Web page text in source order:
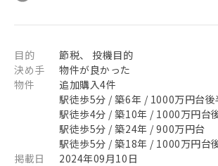
目的
節税、 投機目的
決め手
物件が良かった
物件
追加購入4件
駅徒歩5分 / 築6年 / 1000万円台後
駅徒歩4分 / 築10年 / 1000万円台
駅徒歩5分 / 築24年 / 900万円台
駅徒歩5分 / 築18年 / 1000万円台
掲載日
2024年09月10日